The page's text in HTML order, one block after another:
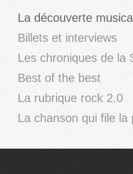
La découverte
Billets et interviews
Les chroniques de la
Best of the best
La rubrique rock 2.0
La chanson qui file la